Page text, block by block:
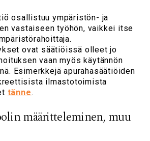
osallistuu ympäristön- ja
vastaiseen työhön, vaikkei itse
ovat säätiöissä olleet jo
vaan myös käytännön
Esimerkkejä apurahasäätiöiden
ilmastotoimista
tänne.
määritteleminen, muu